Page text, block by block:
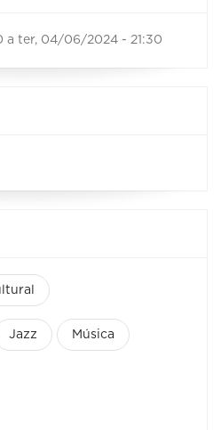
a ter, 04/06/2024 - 21:30
Jazz Música